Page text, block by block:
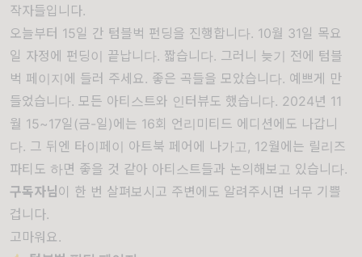
작자들입니다.
오늘부터 15일 간 텀블벅 펀딩을 진행합니다. 10월 31일 목요
일 자정에 펀딩이 끝납니다. 짧습니다. 그러니 늦기 전에 텀블
벅 페이지에 들러 주세요. 좋은 곡들을 모았습니다. 예쁘게 만
들었습니다. 모든 아티스트와 인터뷰도 했습니다. 2024년 11
월 15~17일(금-일)에는 16회 언리미티드 에디션에도 나갑니
다. 그 뒤엔 타이페이 아트북 페어에 나가고, 12월에는 릴리즈
파티도 하면 좋을 것 같아 아티스트들과 논의해보고 있습니다.
구독자님이 한 번 살펴보시고 주변에도 알려주시면 너무 기쁠
겁니다.
고마워요.